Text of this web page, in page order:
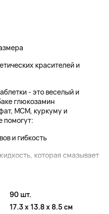
красителей и
- это веселый и
глюкозамин
МСМ, куркуму и
помогут:
и гибкость
которая смазывает
90 шт.
17.3 x 13.8 x 8.5 см